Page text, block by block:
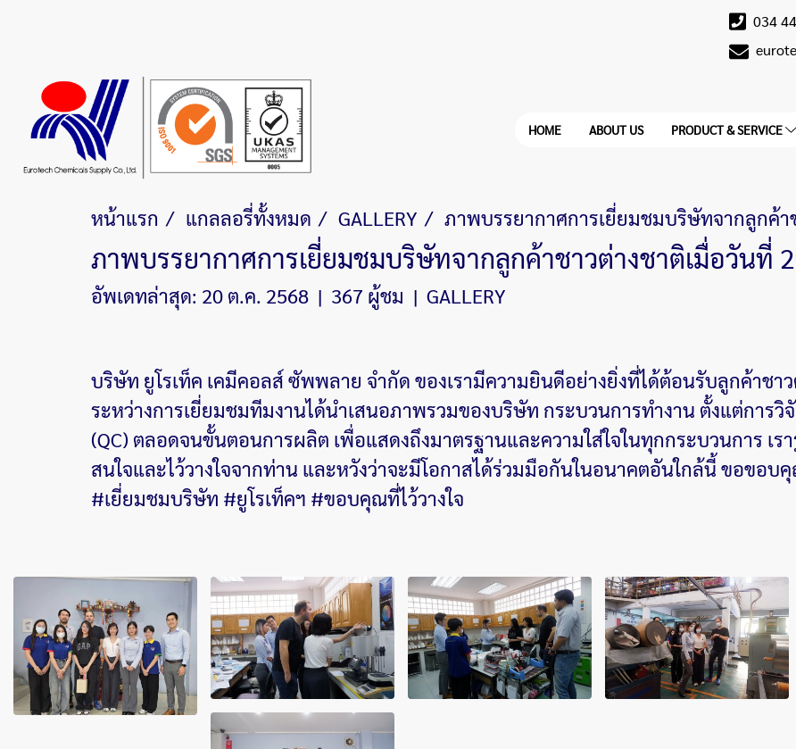
034
HOME ABOUT US PRODUCT & SERVICE
หน้าแรก แกลลอรี่ทั้งหมด GALLERY ภาพบรรยากาศการเยี่ยมชมบริษัทจากลูกค้า
ภาพบรรยากาศการเยี่ยมชมบริษัทจากลูกค้าชาวต่างชาติเมื่อวันที่
อัพเดทล่าสุด: 20 ต.ค. 2568 | 367 ผู้ชม | GALLERY
บริษัท ยูโรเท็ค เคมีคอลส์ ซัพพลาย จำกัด ของเรามีความยินดีอย่างยิ่งที่ได้ต้อนรับลูกค้าชา
ระหว่างการเยี่ยมชมทีมงานได้นำเสนอภาพรวมของบริษัท กระบวนการทำงาน ตั้งแต่กา
(QC) ตลอดจนขั้นตอนการผลิต เพื่อแสดงถึงมาตรฐานและความใส่ใจในทุกกระบวนการ เร
สนใจและไว้วางใจจากท่าน และหวังว่าจะมีโอกาสได้ร่วมมือกันในอนาคตอันใกล้นี้ ขอขอ
#เยี่ยมชมบริษัท #ยูโรเท็คฯ #ขอบคุณที่ไว้วางใจ